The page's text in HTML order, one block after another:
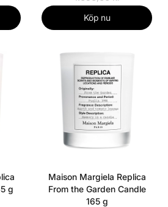
Köp nu
g
Maison Margiela Replica
From the Garden Candle
165 g